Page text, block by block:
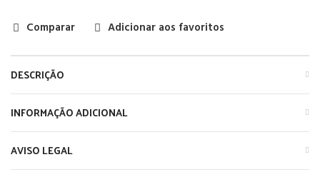
Comparar Adicionar aos favoritos
DESCRIÇÃO
INFORMAÇÃO ADICIONAL
AVISO LEGAL